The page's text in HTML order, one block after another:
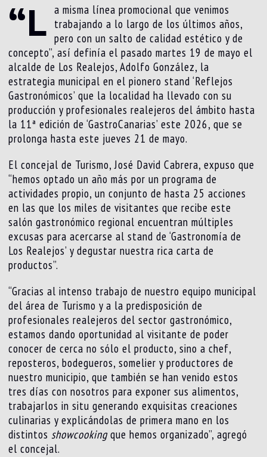
“L a misma línea promocional que venimos
trabajando a lo largo de los últimos años,
pero con un salto de calidad estético y de
concepto”, así definía el pasado martes 19 de mayo el
alcalde de Los Realejos, Adolfo González, la
estrategia municipal en el pionero stand ‘Reflejos
Gastronómicos’ que la localidad ha llevado con su
producción y profesionales realejeros del ámbito hasta
la 11ª edición de ‘GastroCanarias’ este 2026, que se
prolonga hasta este jueves 21 de mayo.
El concejal de Turismo, José David Cabrera, expuso que
“hemos optado un año más por un programa de
actividades propio, un conjunto de hasta 25 acciones
en las que los miles de visitantes que recibe este
salón gastronómico regional encuentran múltiples
excusas para acercarse al stand de ‘Gastronomía de
Los Realejos’ y degustar nuestra rica carta de
productos”.
“Gracias al intenso trabajo de nuestro equipo municipal
del área de Turismo y a la predisposición de
profesionales realejeros del sector gastronómico,
estamos dando oportunidad al visitante de poder
conocer de cerca no sólo el producto, sino a chef,
reposteros, bodegueros, somelier y productores de
nuestro municipio, que también se han venido estos
tres días con nosotros para exponer sus alimentos,
trabajarlos in situ generando exquisitas creaciones
culinarias y explicándolas de primera mano en los
distintosshowcookingque hemos organizado”, agregó
el concejal.